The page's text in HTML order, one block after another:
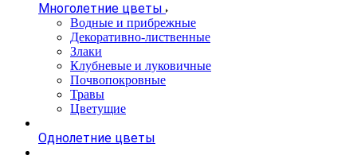
Многолетние цветы
Водные и прибрежные
Декоративно-лиственные
Злаки
Клубневые и луковичные
Почвопокровные
Травы
Цветущие
Однолетние цветы